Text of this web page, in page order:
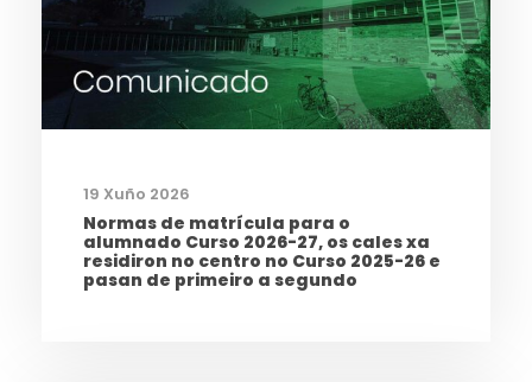
19 Xuño 2026
Normas de matrícula para o
alumnado Curso 2026-27, os cales xa
residiron no centro no Curso 2025-26 e
pasan de primeiro a segundo